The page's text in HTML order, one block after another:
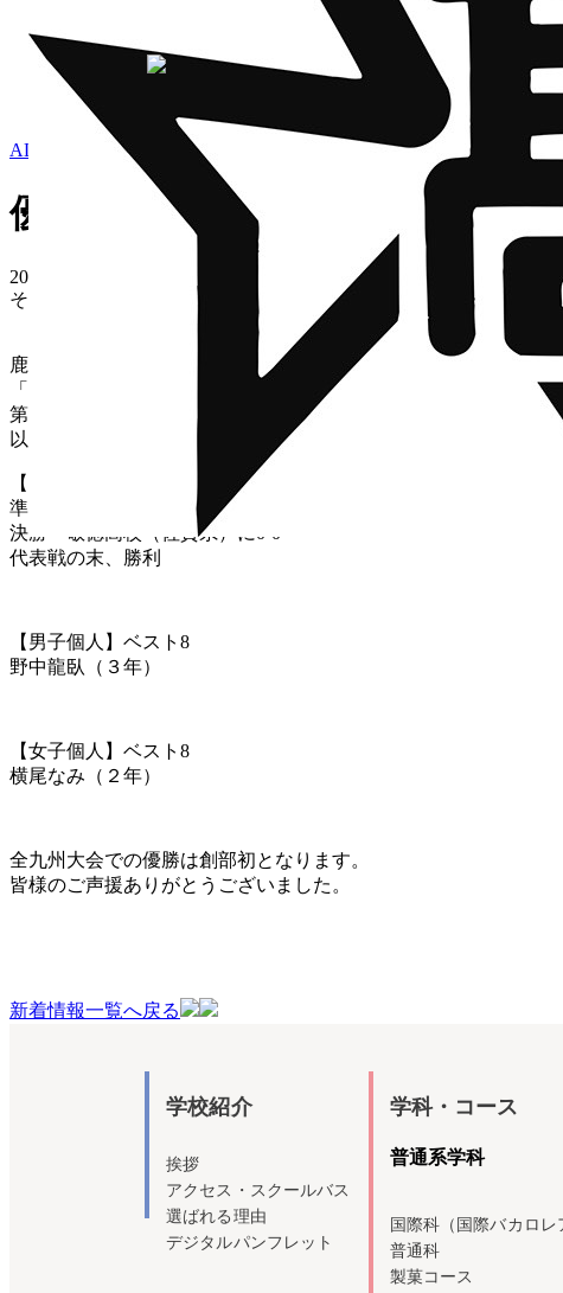
学科・コース
よくある質問
ホーム > 新着情報 優勝 第73回 全九州高等学校剣道
ALL 緊急/重要 クラブ活動 保護者・在校生の方へ 受験生
優勝 第73回 全九州高等学校剣
2026.07.05
その他
鹿児島県で開催されました
「令和8年度 全九州高等学校体育大会
第73回 全九州高等学校剣道競技大会」において、
以下の結果となりました。
【男子団体】優勝
準決勝 九州学院(熊本県) 2-0勝利
決勝 敬徳高校（佐賀県）に0-0
代表戦の末、勝利
【男子個人】ベスト8
野中龍臥（３年）
【女子個人】ベスト8
横尾なみ（２年）
全九州大会での優勝は創部初となります。
皆様のご声援ありがとうございました。
新着情報一覧へ戻る
学校紹介
挨拶
アクセス・スクールバス
選ばれる理由
デジタルパンフレット
学科・コース
普通系学科
国際科（国際バカロレ
普通科
製菓コース